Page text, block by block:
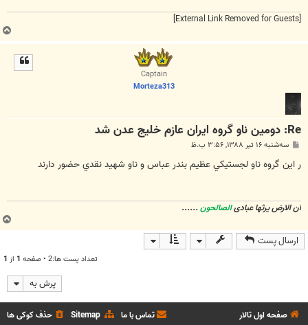
[External Link Removed for Guests]
Captain
Morteza313
Re: دومين ناو گروه ايران عازم خليج عدن شد
ت
سه‌شنبه ۱۶ تیر ۱۳۸۸, ۳:۵۶ ب.ظ
ر اين گروه ناو لجستيكي عظيم بندر عباس و ناو شهيد نقدي حضور دارند
ان الارض یرثها عبادیالصالحون ......
ارسال پست
تعداد پست ها:2 • صفحه 1 از 1
پرش به
صفحه اول تالار حذف کوکی ها Sitemap تماس با ما